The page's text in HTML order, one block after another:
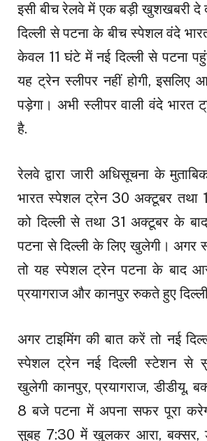
इसी बीच रेलवे में एक बड़ी खुशखबरी दे
दिल्ली से पटना के बीच स्पेशल वंदे
केवल 11 घंटे में नई दिल्ली से पटना
यह ट्रेन स्लीपर नहीं होगी,
पड़ेगा। अभी स्लीपर वाली वंदे भारत
है.
रेलवे द्वारा जारी अधिसूचना के
भारत स्पेशल ट्रेन 30 अक्टूबर तथा
को दिल्ली से तथा 31 अक्टूबर के
पटना से दिल्ली के लिए खुलेगी। अगर
तो यह स्पेशल ट्रेन पटना के बाद
प्रयागराज और कानपुर रुकते हुए
अगर टाइमिंग की बात करें तो नई
स्पेशल ट्रेन नई दिल्ली स्टेशन से
खुलेगी कानपुर, प्रयागराज, डीडीयू,
8 बजे पटना में अपना सफर पूरा
सुबह 7:30 में खुलकर आरा, बक्सर,